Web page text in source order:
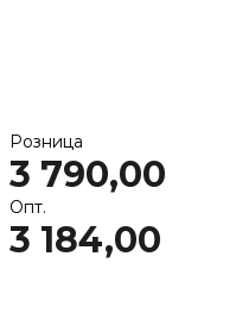
Розница
3 790,00
Опт.
3 184,00